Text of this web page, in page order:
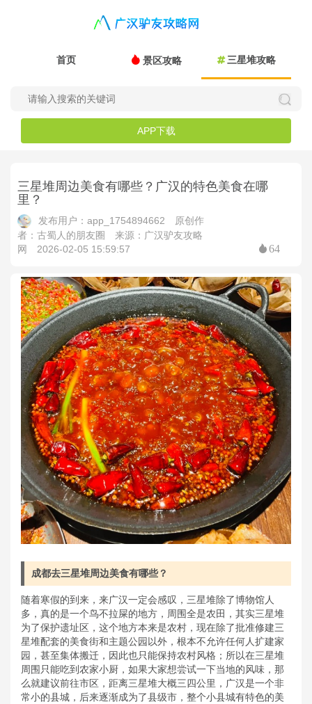
首页 景区攻略 三星堆攻略
APP下载
三星堆周边美食有哪些？广汉的特色美食在哪
里？
发布用户：app_1754894662
原创作
者：古蜀人的朋友圈
来源：广汉驴友攻略
网
2026-02-05 15:59:57 64
成都去三星堆周边美食有哪些？
随着寒假的到来，来广汉一定会感叹，三星堆除了博物馆人
多，真的是一个鸟不拉屎的地方，周围全是农田，其实三星堆
为了保护遗址区，这个地方本来是农村，现在除了批准修建三
星堆配套的美食街和主题公园以外，根本不允许任何人扩建家
园，甚至集体搬迁，因此也只能保持农村风格；所以在三星堆
周围只能吃到农家小厨，如果大家想尝试一下当地的风味，那
么就建议前往市区，距离三星堆大概三四公里，广汉是一个非
常小的县城，后来逐渐成为了县级市，整个小县城有特色的美